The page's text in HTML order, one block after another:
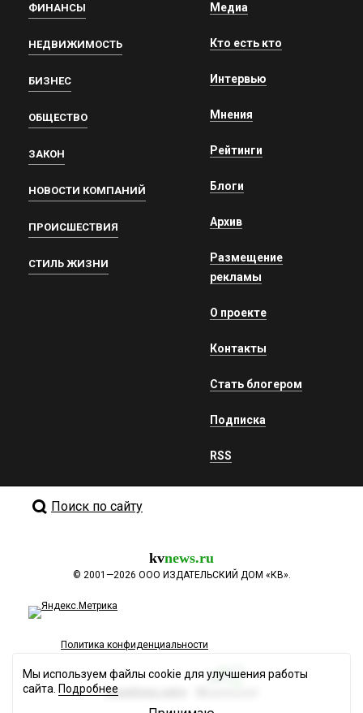
ФИНАНСЫ
НЕДВИЖИМОСТЬ
БИЗНЕС
ОБЩЕСТВО
ЗАКОН
НОВОСТИ КОМПАНИЙ
ПРОИСШЕСТВИЯ
СТИЛЬ ЖИЗНИ
Медиа
Кто есть кто
Интервью
Мнения
Рейтинги
Блоги
Архив
Размещение
рекламы
О проекте
Контакты
Стать блогером
Подписка
RSS
Поиск по сайту
kvnews.ru
© 2001—2026 ООО ИЗДАТЕЛЬСКИЙ ДОМ «КВ».
Политика конфиденциальности
Разработка сайта
Мы используем файлы cookie для улучшения работы
сайта. Подробнее